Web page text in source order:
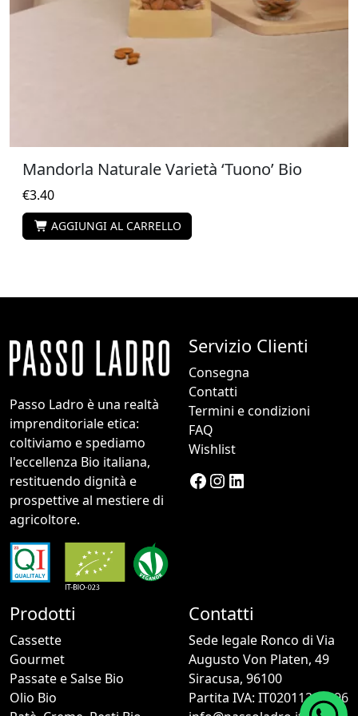
Mandorla Naturale Varietà ‘Tuono’ Bio
€3.40
AGGIUNGI AL CARRELLO
Passo Ladro è una realtà
imprenditoriale etica:
coltiviamo e spediamo
l'eccellenza Bio italiana,
restituendo dignità e
prospettive al mestiere di
agricoltore.
Servizio Clienti
Consegna
Contatti
Termini e condizioni
FAQ
Wishlist
Facebook InstagramLinkedIn
Prodotti
Cassette
Gourmet
Passate e Salse Bio
Olio Bio
Contatti
Sede legale Ronco di Via
Augusto Von Platen, 49
Siracusa, 96100
Partita IVA: IT02011260896